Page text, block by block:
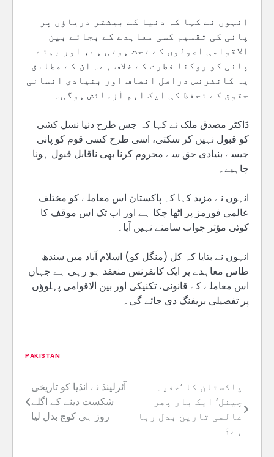
انہوں نے کہا کہ دنیا کے بیشتر دریاؤں پر
پانی کی تقسیم کسی معاہدے کے بجائے بین
الاقوامی اصولوں کے تحت ہوتی ہے، اور بہتے
پانی کو روکنا فطرت کے خلاف ہے۔ ان کے مطابق
یہ کانفرنس دراصل انصاف اور بنیادی انسانی
حقوق کے تحفظ کی ایک اہم آزمائش ہوگی۔
ڈاکٹر مصدق ملک نے کہا کہ جس طرح دنیا نسل کشی
کو قبول نہیں کر سکتی، اسی طرح کسی قوم کو پانی
جیسے بنیادی حق سے محروم کرنا بھی ناقابل قبول ہونا
چاہیے۔
انہوں نے مزید کہا کہ پاکستان اس معاملے کو مختلف
عالمی فورمز پر اٹھا چکا ہے اور اب تک اس موقف کا
کوئی مؤثر جواب سامنے نہیں آیا۔
انہوں نے بتایا کہ کل (منگل کو) اسلام آباد میں سندھ
طاس معاہدے پر ایک کانفرنس منعقد ہو رہی ہے جہاں
اس معاملے کے قانونی، تکنیکی اور بین الاقوامی پہلوؤں
پر تفصیلی بریفنگ دی جائے گی۔
PAKISTAN
Post
navigation
آئرلینڈ نے انڈیا کو تاریخی
شکست دینے کے اگلے
روز ہی کوچ بدل لیا
پاکستان کا ’خفیہ
چینل‘ ایک بار پھر
عالمی تاریخ بدل رہا
ہے؟